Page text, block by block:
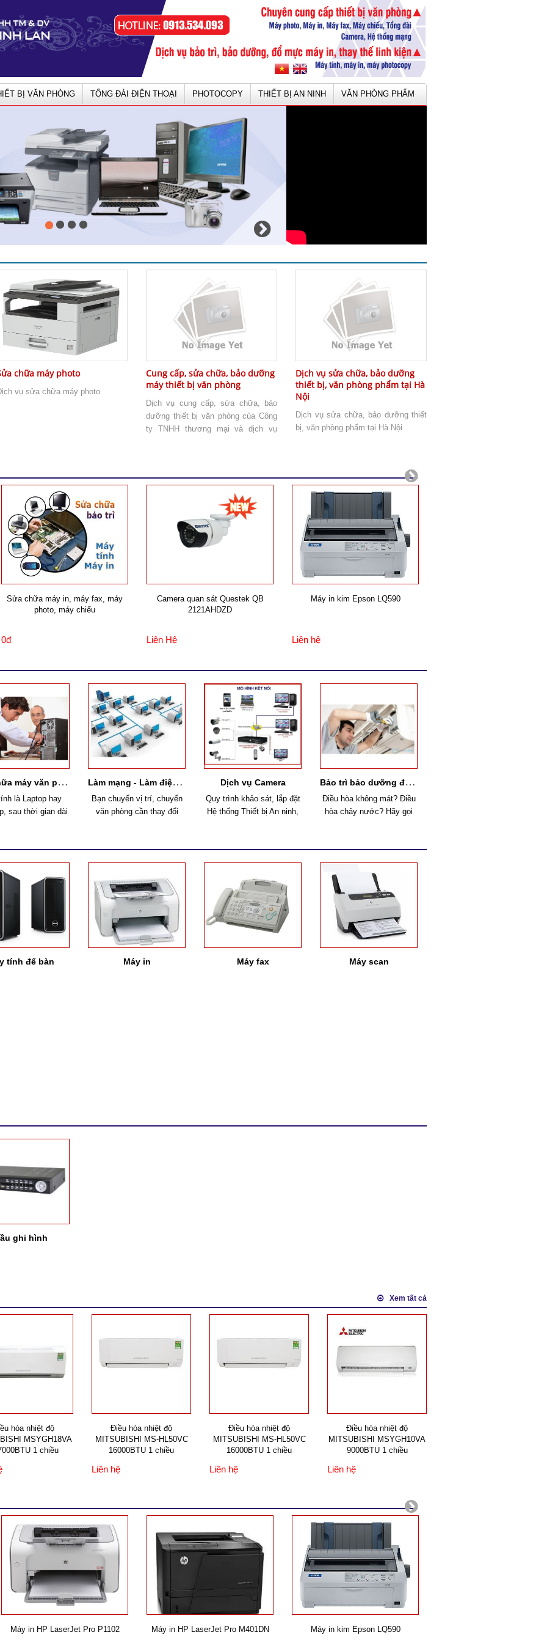
BỊ VĂN PHÒNG TỔNG ĐÀI ĐIỆN THOẠI PHOTOCOPY THIẾT BỊ AN NINH VĂN PHÒNG PHẨM
chữa máy photo
vụ sửa chữa máy photo
Cung cấp, sửa chữa, bảo dưỡng
máy thiết bị văn phòng
Dịch vụ cung cấp, sửa chữa, bảo
dưỡng thiết bị văn phòng của Công
ty TNHH thương mại và dịch vụ
Dịch vụ sửa chữa, bảo dưỡng
thiết bị, văn phòng phẩm tại Hà
Nội
Dịch vụ sửa chữa, bảo dưỡng thiết
bị, văn phòng phẩm tại Hà Nội
Sửa chữa máy in, máy fax, máy
photo, máy chiếu
0đ
Camera quan sát Questek QB
2121AHDZD
Liên Hệ
Máy in kim Epson LQ590
Liên hệ
S
ửa chữa máy văn phòng
là Laptop hay
sau thời gian dài
bám vào các bộ
máy như quạt
main board, bàn
Làm mạng - Làm điện thoại
Bạn chuyển vị trí, chuyển
văn phòng cần thay đổi
Dịch vụ Camera
Quy trình khảo sát, lắp đặt
Hệ thống Thiết bị An ninh,
B
ảo trì bảo dưỡng điều hòa
Điều hòa không mát? Điều
hòa chảy nước? Hãy gọi
tính để bàn Máy in Máy fax Máy scan
ghi hình
Xem tất cả
hòa nhiệt độ
MSYGH18VA
1 chiều
Điều hòa nhiệt độ
MITSUBISHI MS-HL50VC
16000BTU 1 chiều
Liên hệ
Điều hòa nhiệt độ
MITSUBISHI MS-HL50VC
16000BTU 1 chiều
Liên hệ
Điều hòa nhiệt độ
MITSUBISHI MSYGH10VA
9000BTU 1 chiều
Liên hệ
Máy in HP LaserJet Pro P1102 Máy in HP LaserJet Pro M401DN Máy in kim Epson LQ590